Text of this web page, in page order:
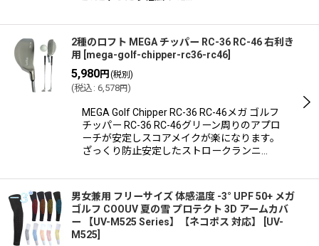
2種のロフト MEGA チッパー RC-36 RC-46 右利き
用 mega-golf-chipper-rc36-rc46
5,980円 (税別)
(税込 : 6,578円)
MEGA Golf Chipper RC-36 RC-46メガ ゴルフ
チッパー RC-36 RC-46グリーン周りのアプロ
ーチが安定しスコアメイクが楽になります。
ざっくり防止安定したストロークランニ…
男女兼用 フリーサイズ 体感温度 -3° UPF 50+ メガ
ゴルフ COOUV 夏の雪 プロテクト 3D アームカバ
ー 【UV-M525 Series】【ネコポス 対応】
UV-
M525